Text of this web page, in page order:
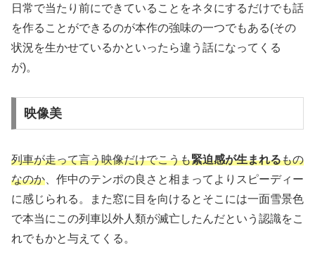
日常で当たり前にできていることをネタにするだけでも話
を作ることができるのが本作の強味の一つでもある(その
状況を生かせているかといったら違う話になってくる
が)。
映像美
列車が走って言う映像だけでこうも緊迫感が生まれるもの
なのか 、作中のテンポの良さと相まってよりスピーディー
に感じられる。また窓に目を向けるとそこには一面雪景色
で本当にこの列車以外人類が滅亡したんだという認識をこ
れでもかと与えてくる。